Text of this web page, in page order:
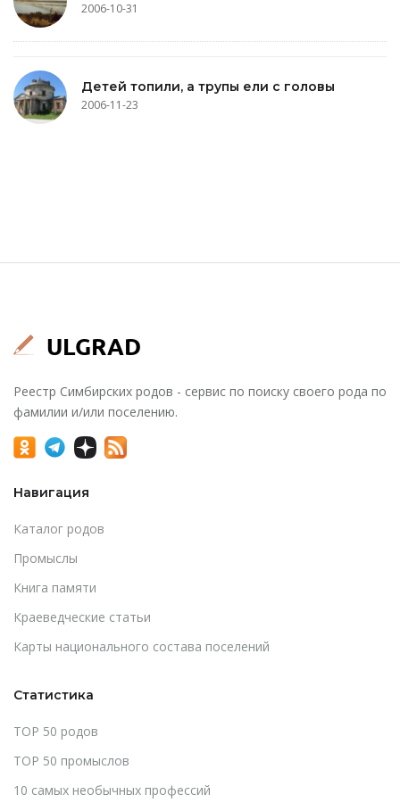
2006-10-31
Детей топили, а трупы ели с головы
2006-11-23
Реестр Симбирских родов - сервис по поиску своего рода по
фамилии и/или поселению.
Навигация
Каталог родов
Промыслы
Книга памяти
Краеведческие статьи
Карты национального состава поселений
Статистика
TOP 50 родов
TOP 50 промыслов
10 самых необычных профессий